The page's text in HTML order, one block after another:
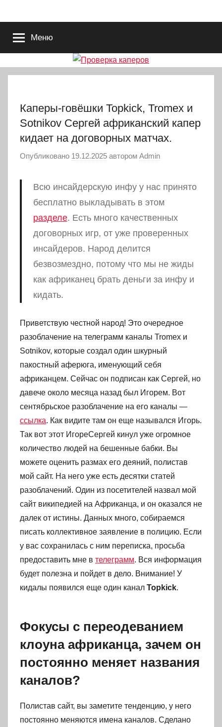
к
содержимому
Проверка
каперов
проверяем
каперов.
Меню
Каперы-говёшки Topkick, Tromex и
Sotnikov Сергей африканский капер
кидает на договорных матчах.
Опубликовано 19.12.2025 автором Admin
Всю инсайдерскую инфу у нас принято
бесплатно выкладывать в этом
разделе. Есть много качественных
договорных игр, от уже проверенных
инсайдеров. Народ делится
безвозмездно, потому что мы не жиды
как африканец брать деньги за инфу и
кидать.
Приветствую честной народ! Это очередное
разоблачение на телеграмм каналы Tromex и
Sotnikov, которые создал один шкурный
пакостный аферюга, именующий себя
африканцем. Сейчас он подписан как Сергей, но
давече около месяца назад был Игорем. Вот
сентябрьское разоблачение на его каналы —
ссылка. Как видите там он еще назывался Игорь.
Так вот этот ИгореСергей кинул уже огромное
количество людей на бешенные бабки. Вы
можете оценить размах его деяний, полистав
мой сайт. На него уже есть десятки статей
разоблачений. Один из посетителей назвал мой
сайт википедией на Африканца, и он оказался не
далек от истины. Данных много, собираемся
писать коллективное заявление в полицию. Если
у вас сохранилась с ним переписка, просьба
предоставить мне в телеграмм. Вся информация
будет полезна и пойдет в дело. Внимание! У
кидалы появился еще один канал Topkick.
Фокусы с переодеванием
клоуна африканца, зачем он
постоянно меняет названия
каналов?
Полистав сайт, вы заметите тенденцию, у него
постоянно меняются имена каналов. Сделано